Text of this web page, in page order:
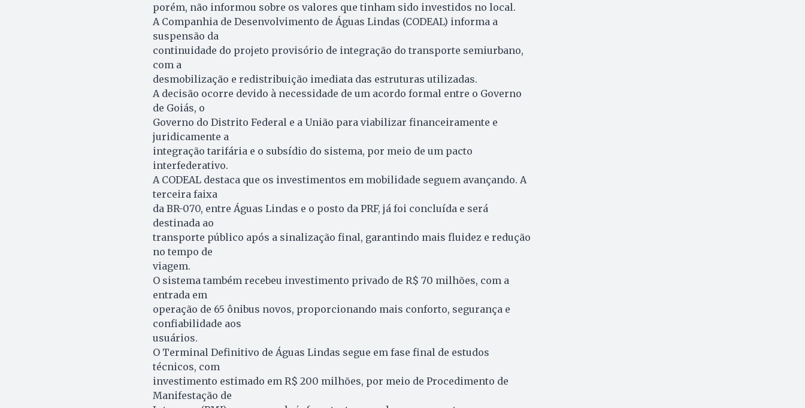
porém, não informou sobre os valores que tinham sido investidos no local.
A Companhia de Desenvolvimento de Águas Lindas (CODEAL) informa a
suspensão da
continuidade do projeto provisório de integração do transporte semiurbano,
com a
desmobilização e redistribuição imediata das estruturas utilizadas.
A decisão ocorre devido à necessidade de um acordo formal entre o Governo
de Goiás, o
Governo do Distrito Federal e a União para viabilizar financeiramente e
juridicamente a
integração tarifária e o subsídio do sistema, por meio de um pacto
interfederativo.
A CODEAL destaca que os investimentos em mobilidade seguem avançando. A
terceira faixa
da BR-070, entre Águas Lindas e o posto da PRF, já foi concluída e será
destinada ao
transporte público após a sinalização final, garantindo mais fluidez e redução
no tempo de
viagem.
O sistema também recebeu investimento privado de R$ 70 milhões, com a
entrada em
operação de 65 ônibus novos, proporcionando mais conforto, segurança e
confiabilidade aos
usuários.
O Terminal Definitivo de Águas Lindas segue em fase final de estudos
técnicos, com
investimento estimado em R$ 200 milhões, por meio de Procedimento de
Manifestação de